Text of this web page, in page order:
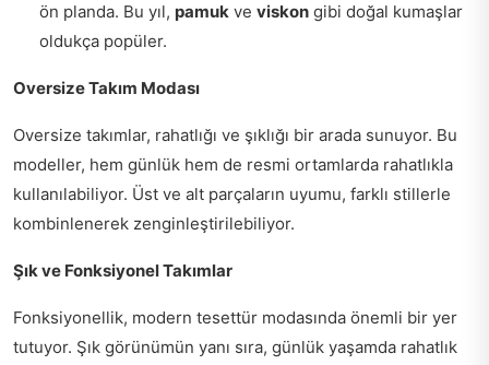
ön planda. Bu yıl, pamuk ve viskon gibi doğal kumaşlar
oldukça popüler.
Oversize Takım Modası
Oversize takımlar, rahatlığı ve şıklığı bir arada sunuyor. Bu
modeller, hem günlük hem de resmi ortamlarda rahatlıkla
kullanılabiliyor. Üst ve alt parçaların uyumu, farklı stillerle
kombinlenerek zenginleştirilebiliyor.
Şık ve Fonksiyonel Takımlar
Fonksiyonellik, modern tesettür modasında önemli bir yer
tutuyor. Şık görünümün yanı sıra, günlük yaşamda rahatlık